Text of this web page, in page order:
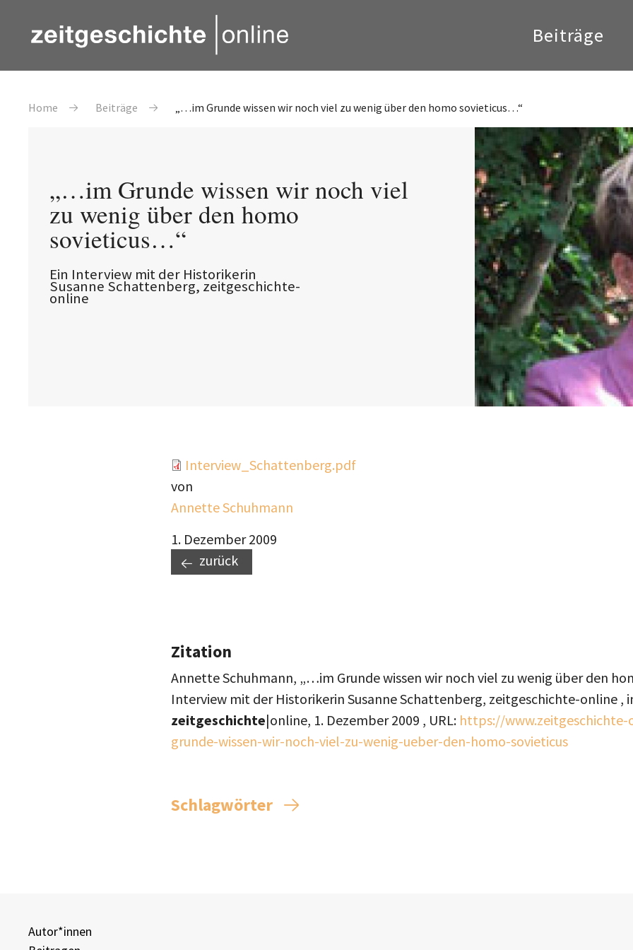
Beiträge
Pfadnavigation
Home Beiträge „…im Grunde wissen wir noch viel zu wenig über den homo sovieticus…“
„…im Grunde wissen wir noch viel
zu wenig über den homo
sovieticus…“
Ein Interview mit der Historikerin
Susanne Schattenberg, zeitgeschichte-
online
Document
Interview_Schattenberg.pdf
von
Annette Schuhmann
1. Dezember 2009
zurück
Zitation
Annette Schuhmann, „…im Grunde wissen wir noch viel zu wenig über den
Interview mit der Historikerin Susanne Schattenberg, zeitgeschichte-online ,
zeitgeschichte|online, 1. Dezember 2009 , URL: https://
grunde-wissen-wir-noch-viel-zu-wenig-ueber-den-homo-sovieticus
Schlagwörter
Autor*innen